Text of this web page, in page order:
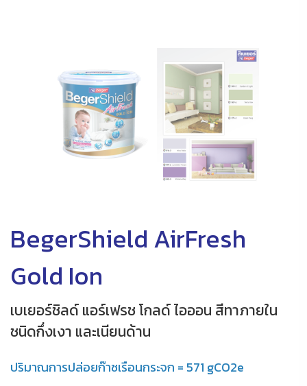
BegerShield AirFresh
Gold Ion
เบเยอร์ชิลด์ แอร์เฟรช โกลด์ ไอออน สีทาภายใน
ชนิดกึ่งเงา และเนียนด้าน
ปริมาณการปล่อยก๊าซเรือนกระจก = 571 gCO2e